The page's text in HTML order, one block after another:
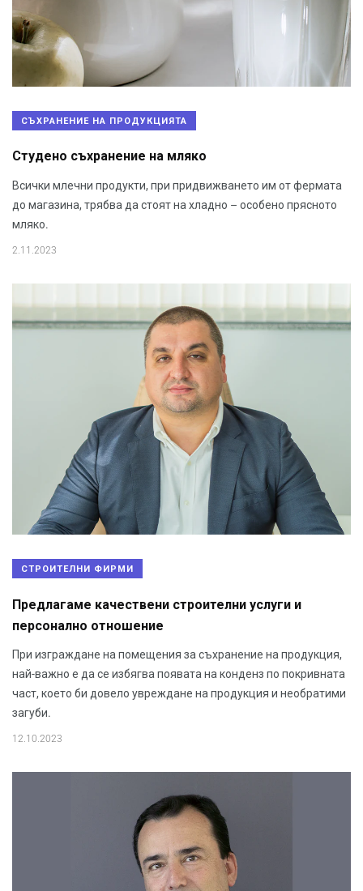
СЪХРАНЕНИЕ НА ПРОДУКЦИЯТА
Студено съхранение на мляко
Всички млечни продукти, при придвижването им от фермата
до магазина, трябва да стоят на хладно – особено прясното
мляко.
2.11.2023
СТРОИТЕЛНИ ФИРМИ
Предлагаме качествени строителни услуги и
персонално отношение
При изграждане на помещения за съхранение на продукция,
най-важно е да се избягва появата на конденз по покривната
част, което би довело увреждане на продукция и необратими
загуби.
12.10.2023